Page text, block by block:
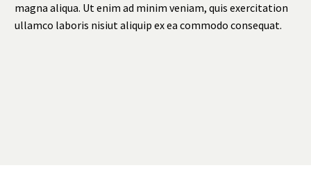
magna aliqua. Ut enim ad minim veniam, quis exercitation
ullamco laboris nisiut aliquip ex ea commodo consequat.